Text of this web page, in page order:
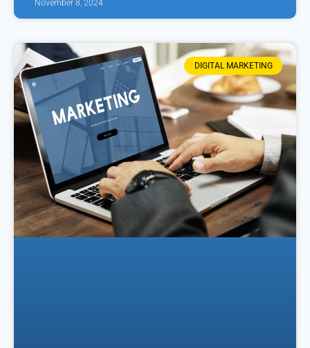
November 8, 2024
DIGITAL MARKETING